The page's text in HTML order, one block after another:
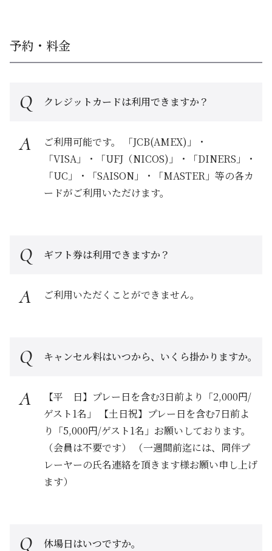
予約・料金
クレジットカードは利用できますか？
ご利用可能です。 「JCB(AMEX)」・
「VISA」・「UFJ（NICOS)」・「DINERS」・
「UC」・「SAISON」・「MASTER」等の各カ
ードがご利用いただけます。
ギフト券は利用できますか？
ご利用いただくことができません。
キャンセル料はいつから、いくら掛かりますか。
【平 日】プレー日を含む3日前より「2,000円/
ゲスト1名」 【土日祝】プレー日を含む7日前よ
り「5,000円/ゲスト1名」お願いしております。
（会員は不要です） （一週間前迄には、同伴プ
レーヤーの氏名連絡を頂きます様お願い申し上げ
ます）
休場日はいつですか。